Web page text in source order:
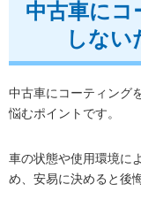
中古車にコ
しない
中古車にコーティング
悩むポイントです。
車の状態や使用環境に
め、安易に決めると後